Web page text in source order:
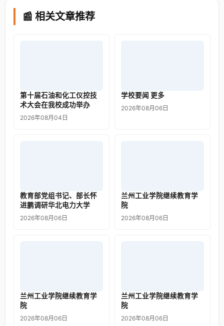
📰 相关文章推荐
第十届石油和化工仪控技
术大会在我校成功举办
2026年08月04日
学校要闻 更多
2026年08月06日
教育部党组书记、部长怀
进鹏调研华北电力大学
2026年08月06日
兰州工业学院继续教育学
院
2026年08月06日
兰州工业学院继续教育学
院
2026年08月06日
兰州工业学院继续教育学
院
2026年08月06日